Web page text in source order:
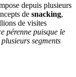
depuis plusieurs
de snacking,
de visites
pérenne puisque le
segments